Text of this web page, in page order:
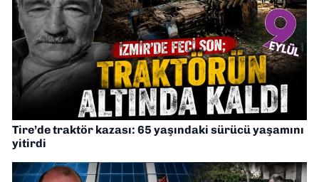
Tire’de traktör kazası: 65 yaşındaki sürücü yaşamını
yitirdi